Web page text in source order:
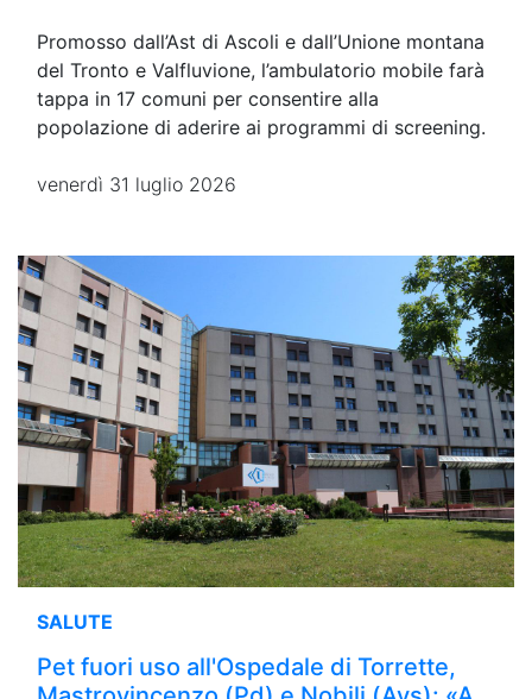
Promosso dall’Ast di Ascoli e dall’Unione montana
del Tronto e Valfluvione, l’ambulatorio mobile farà
tappa in 17 comuni per consentire alla
popolazione di aderire ai programmi di screening.
venerdì 31 luglio 2026
SALUTE
Pet fuori uso all'Ospedale di Torrette,